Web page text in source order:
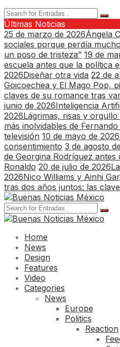
Últimas Noticias
25 de marzo de 2026Ángela
sociales porque perdía
un poso de tristeza” 19 de
escuela antes que la política
2026Diseñar otra vida 22 de
Goicoechea y El Mago Pop,
claves de su romance tras
junio de 2026Inteligencia
2026Lágrimas, risas y
más inolvidables de
televisión 10 de mayo de 2026
consentimiento 3 de agosto
de Georgina Rodríguez
Ronaldo 20 de julio de 2026
2026Nico Williams y Ainhi
tras dos años juntos: las
Home
News
Design
Features
Video
Categories
News
Europe
Politics
Reaction